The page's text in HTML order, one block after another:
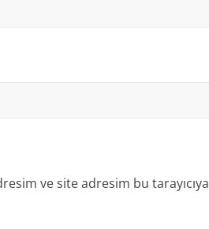
ve site adresim bu tarayıcıya